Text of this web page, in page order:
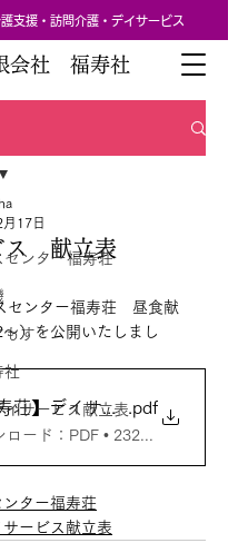
支援・訪問介護・デイサービス
会社 福寿社
センター福寿荘
もす
社
イサービス献立表
ス 献立表
17日
センター福寿荘　昼食献
）を公開いたしまし
荘】デイサービス献立表
.pdf
ロード：PDF • 232KB
ター福寿荘
サービス献立表